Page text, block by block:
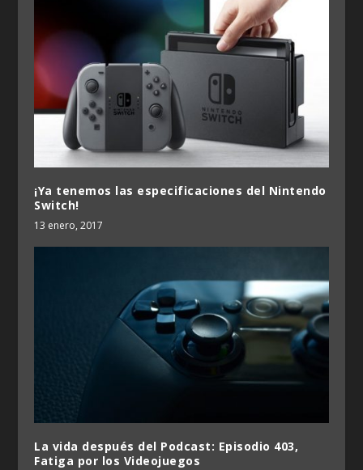
¡Ya tenemos las especificaciones del Nintendo
Switch!
13 enero, 2017
La vida después del Podcast: Episodio 403,
Fatiga por los Videojuegos